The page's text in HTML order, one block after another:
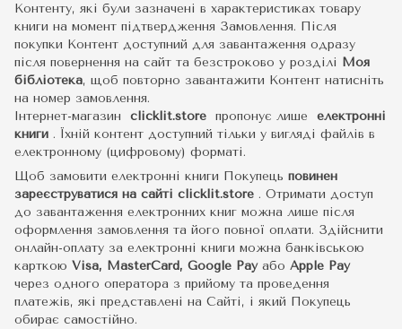
Контенту, які були зазначені в характеристиках товару
книги на момент підтвердження Замовлення. Після
покупки Контент доступний для завантаження одразу
після повернення на сайт та безстроково у розділі Моя
бібліотека, щоб повторно завантажити Контент натисніть
на номер замовлення.
Інтернет-магазин clicklit.store пропонує лише електронні
книги . Їхній контент доступний тільки у вигляді файлів в
електронному (цифровому) форматі.
Щоб замовити електронні книги Покупець повинен
зареєструватися на сайті clicklit.store . Отримати доступ
до завантаження електронних книг можна лише після
оформлення замовлення та його повної оплати. Здійснити
онлайн-оплату за електронні книги можна банківською
карткою Visa, MasterCard, Google Pay або Apple Pay
через одного оператора з прийому та проведення
платежів, які представлені на Сайті, і який Покупець
обирає самостійно.